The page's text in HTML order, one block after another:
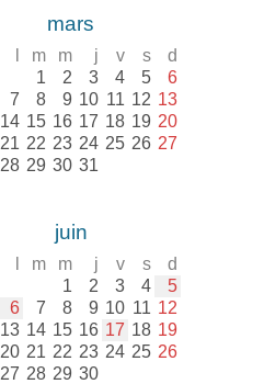
mars
m m j v s d
1 2 3 4 5 6
7 8 9 10 11 12 13
14 15 16 17 18 19 20
21 22 23 24 25 26 27
28 29 30 31
juin
m m j v s d
1 2 3 4 5
6 7 8 9 10 11 12
13 14 15 16 17 18 19
20 21 22 23 24 25 26
27 28 29 30